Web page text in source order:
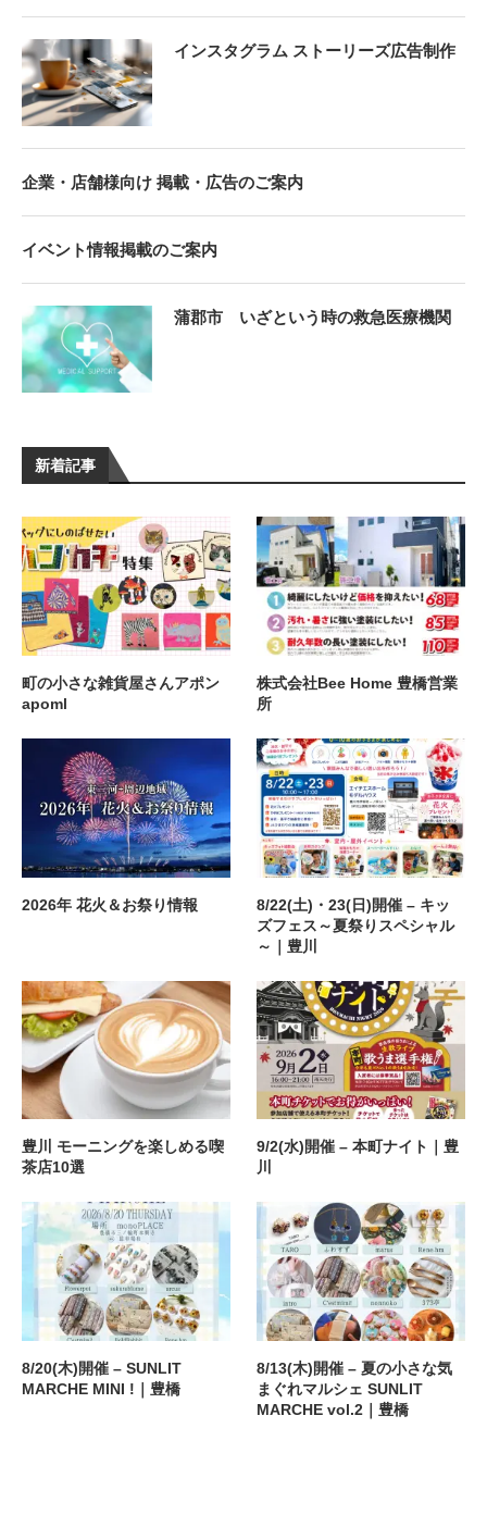
新着記事
町の小さな雑貨屋さんアポン
apoml
株式会社Bee Home 豊橋営業
所
2026年 花火＆お祭り情報
8/22(土)・23(日)開催 – キッ
ズフェス～夏祭りスペシャル
～｜豊川
豊川 モーニングを楽しめる喫
茶店10選
9/2(水)開催 – 本町ナイト｜豊
川
8/20(木)開催 – SUNLIT
MARCHE MINI !｜豊橋
8/13(木)開催 – 夏の小さな気
まぐれマルシェ SUNLIT
MARCHE vol.2｜豊橋
インスタグラム ストーリーズ広告制作
企業・店舗様向け 掲載・広告のご案内
イベント情報掲載のご案内
蒲郡市 いざという時の救急医療機関